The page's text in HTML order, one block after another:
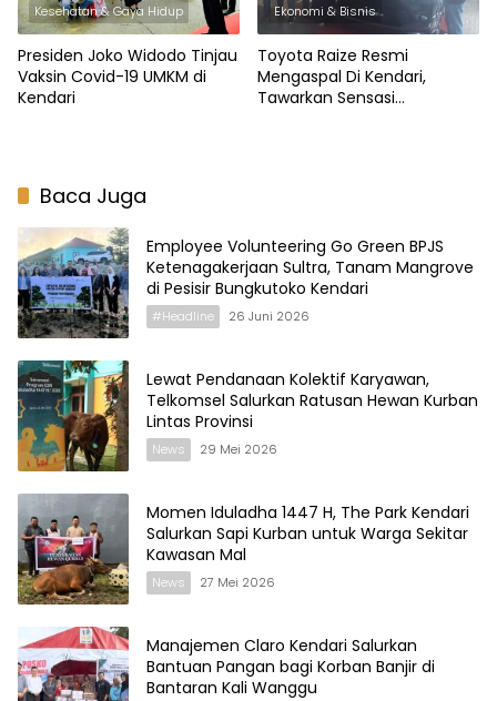
Kesehatan & Gaya Hidup
Presiden Joko Widodo Tinjau
Vaksin Covid-19 UMKM di
Kendari
Ekonomi & Bisnis
Toyota Raize Resmi
Mengaspal Di Kendari,
Tawarkan Sensasi
Baca Juga
Employee Volunteering Go Green BPJS
Ketenagakerjaan Sultra, Tanam Mangrove
di Pesisir Bungkutoko Kendari
#Headline 26 Juni 2026
Lewat Pendanaan Kolektif Karyawan,
Telkomsel Salurkan Ratusan Hewan Kurban
Lintas Provinsi
News 29 Mei 2026
Momen Iduladha 1447 H, The Park Kendari
Salurkan Sapi Kurban untuk Warga Sekitar
Kawasan Mal
News 27 Mei 2026
Manajemen Claro Kendari Salurkan
Bantuan Pangan bagi Korban Banjir di
Bantaran Kali Wanggu